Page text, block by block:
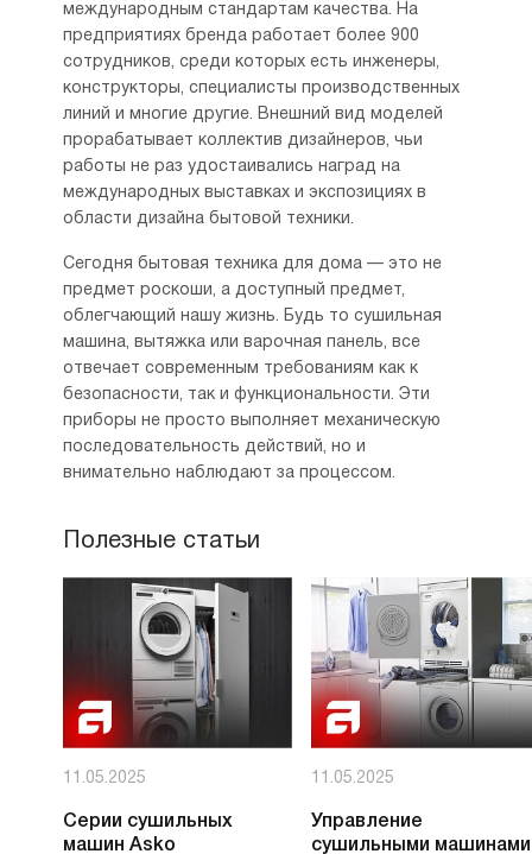
международным стандартам качества. На
предприятиях бренда работает более 900
сотрудников, среди которых есть инженеры,
конструкторы, специалисты производственных
линий и многие другие. Внешний вид моделей
прорабатывает коллектив дизайнеров, чьи
работы не раз удостаивались наград на
международных выставках и экспозициях в
области дизайна бытовой техники.
Сегодня бытовая техника для дома — это не
предмет роскоши, а доступный предмет,
облегчающий нашу жизнь. Будь то сушильная
машина, вытяжка или варочная панель, все
отвечает современным требованиям как к
безопасности, так и функциональности. Эти
приборы не просто выполняет механическую
последовательность действий, но и
внимательно наблюдают за процессом.
Полезные статьи
11.05.2025
Серии сушильных
машин Asko
11.05.2025
Управление
сушильными машинами